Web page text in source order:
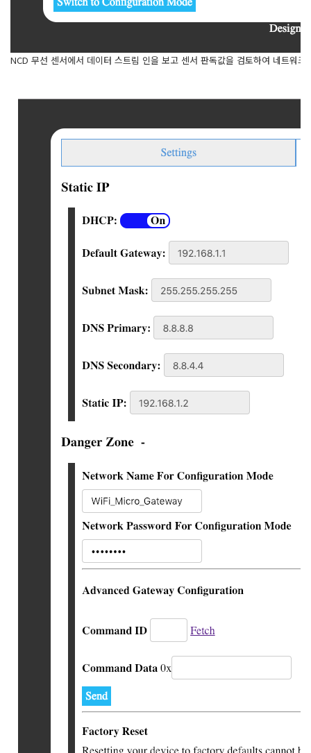
NCD 무선 센서에서 데이터 스트림 인을 보고 센서 판독값을 검토하여 네트워